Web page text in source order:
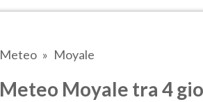
Meteo Moyale
Meteo Moyale tra 4